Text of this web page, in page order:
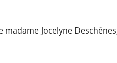
Jocelyne